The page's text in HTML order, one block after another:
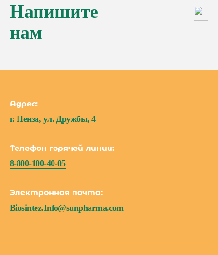
Напишите
нам
Адрес:
г. Пенза, ул. Дружбы, 4
Телефон горячей линии:
8-800-100-40-05
Электронная почта:
Biosintez.Info@sunpharma.com